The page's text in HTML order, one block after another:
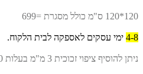
120*120 ס"מ כולל מסגרת =699
4-8 ימי עסקים לאספקה לבית הלקוח.
ניתן להוסיף ציפוי זכוכית 3 מ"מ בעלות 100 שח(עד 100*100 ס"מ)